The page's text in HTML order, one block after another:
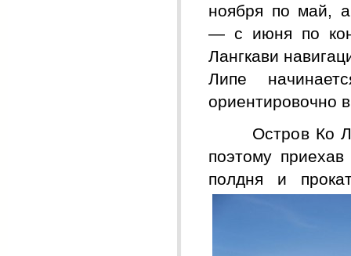
ноября по май,
— с июня по
Лангкави
Липе
ориентировочно
Остров Ко
поэтому
полдня и